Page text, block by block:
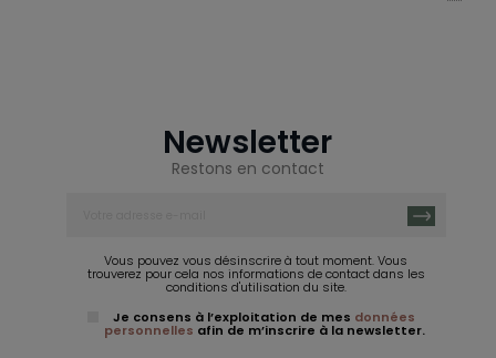
Newsletter
Restons en contact
Vous pouvez vous désinscrire à tout moment. Vous
trouverez pour cela nos informations de contact dans les
conditions d'utilisation du site.
Je consens à l’exploitation de mes données
personnelles afin de m’inscrire à la newsletter.